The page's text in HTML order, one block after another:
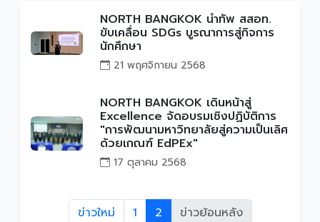
NORTH BANGKOK นำทัพ สสอท.
ขับเคลื่อน SDGs บูรณาการสู่กิจการ
นักศึกษา
21 พฤศจิกายน 2568
NORTH BANGKOK เดินหน้าสู่
Excellence จัดอบรมเชิงปฏิบัติการ
"การพัฒนามหาวิทยาลัยสู่ความเป็นเลิศ
ด้วยเกณฑ์ EdPEx"
17 ตุลาคม 2568
ข่าวใหม่ 1 2 ข่าวย้อนหลัง